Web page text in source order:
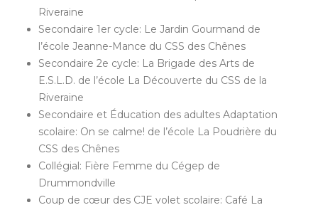
Riveraine
Secondaire 1er cycle: Le Jardin Gourmand de
l’école Jeanne-Mance du CSS des Chênes
Secondaire 2e cycle: La Brigade des Arts de
E.S.L.D. de l’école La Découverte du CSS de la
Riveraine
Secondaire et Éducation des adultes Adaptation
scolaire: On se calme! de l’école La Poudrière du
CSS des Chênes
Collégial: Fière Femme du Cégep de
Drummondville
Coup de cœur des CJE volet scolaire: Café La